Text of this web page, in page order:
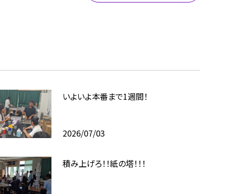
いよいよ本番まで1週間！
2026/07/03
積み上げろ！！紙の塔！！！